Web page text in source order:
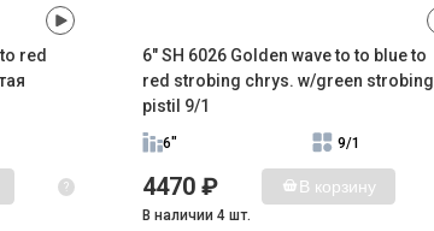
red
?
6" SH 6026 Golden wave to to blue to
red strobing chrys. w/green strobing
pistil 9/1
6" 9/1
4470 ₽ В корзину
В наличии 4 шт.